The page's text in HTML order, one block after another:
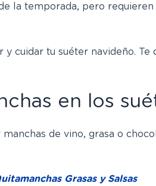
la temporada, pero
cuidar tu suéter navideño.
en los
de vino, grasa o
Grasas y Salsas